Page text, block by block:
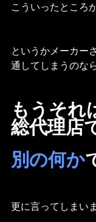
こういったところ
というかメーカー
通してしまうのな
もうそれ
総代理店
別の何か
更に言ってしまい